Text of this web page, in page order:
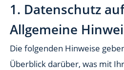
1. Datenschutz
Allgemeine
Die folgenden Hinweise
Überblick darüber, was mit